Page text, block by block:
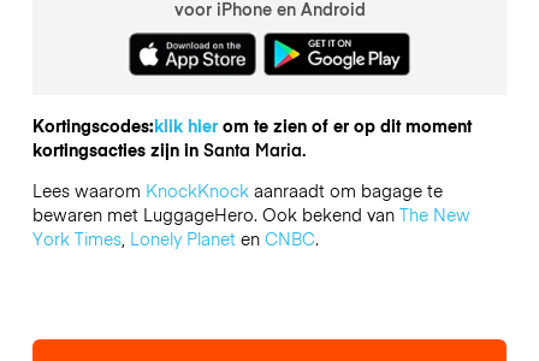
voor iPhone en Android
Kortingscodes:klik hierom te zien of er op dit moment
kortingsacties zijn in Santa Maria.
Lees waarom KnockKnockaanraadt om bagage te
bewaren met LuggageHero. Ook bekend van The New
York Times, Lonely Planeten CNBC.